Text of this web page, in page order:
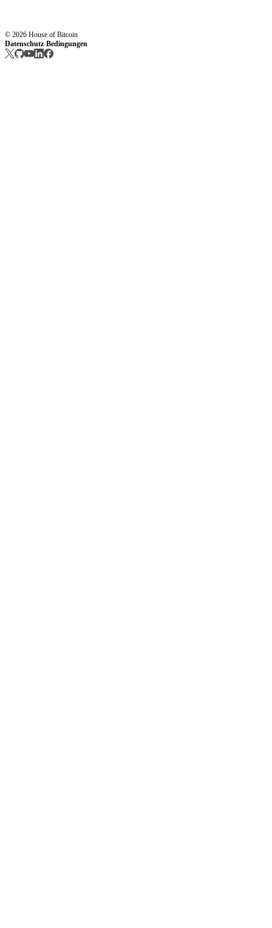
© 2026 House of Bitcoin
Datenschutz·Bedingungen